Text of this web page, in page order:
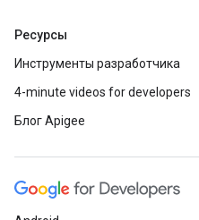
Ресурсы
Инструменты разработчика
4-minute videos for developers
Блог Apigee